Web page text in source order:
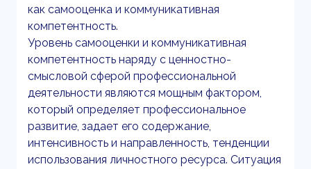
как самооценка и коммуникативная
компетентность.
Уровень самооценки и коммуникативная
компетентность наряду с ценностно-
смысловой сферой профессиональной
деятельности являются мощным фактором,
который определяет профессиональное
развитие, задает его содержание,
интенсивность и направленность, тенденции
использования личностного ресурса. Ситуация